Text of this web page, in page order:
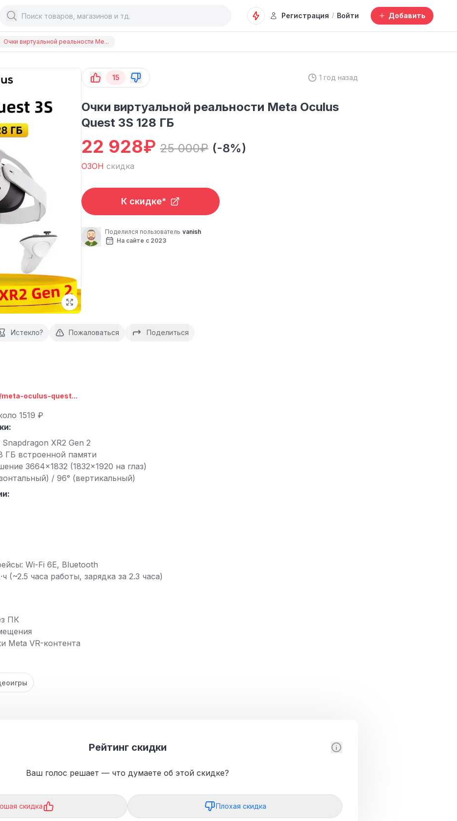
Регистрация / Войти Добавить
Очки виртуальной реальности Me...
15 1 год назад
Очки виртуальной реальности Meta Oculus
Quest 3S 128 ГБ
22 928₽ 25 000₽ (-8%)
ОЗОН скидка
К скидке*
Поделился пользователь vanish
На сайте с 2023
Истекло? Пожаловаться Поделиться
oculus-quest...
1519 ₽
XR2 Gen 2
ГБ встроенной памяти
3664×1832 (1832×1920 на глаз)
/ 96° (вертикальный)
Wi-Fi 6E, Bluetooth
(~2.5 часа работы, зарядка за 2.3 часа)
ПК
Meta VR-контента
Рейтинг скидки
Ваш голос решает — что думаете об этой скидке?
скидка Плохая скидка